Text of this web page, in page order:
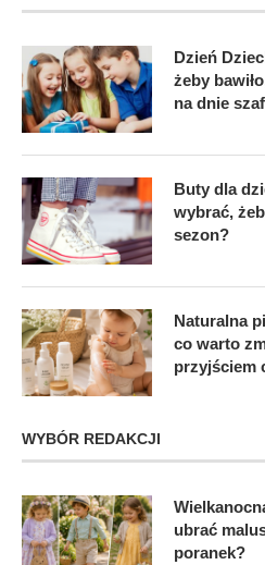
Dzień
żeby
na dnie
Buty dla
wybrać,
sezon?
Naturalna
co warto
przyjściem
WYBÓR REDAKCJI
ubrać
poranek?